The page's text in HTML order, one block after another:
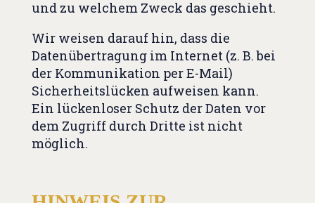
und zu welchem Zweck das geschieht.
Wir weisen darauf hin, dass die
Datenübertragung im Internet (z. B. bei
der Kommunikation per E-Mail)
Sicherheitslücken aufweisen kann.
Ein lückenloser Schutz der Daten vor
dem Zugriff durch Dritte ist nicht
möglich.